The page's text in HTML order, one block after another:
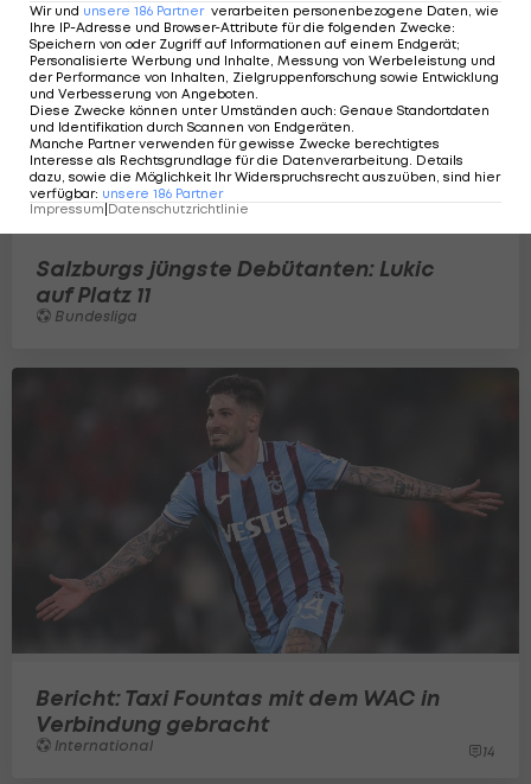
Salzburgs jüngste Debütanten: Lukic
auf Platz 11
Bundesliga
Bericht: Taxi Fountas mit dem WAC in
Verbindung gebracht
International 14
Wir und unsere 186 Partner verarbeiten personenbezogene Daten, wie
Ihre IP-Adresse und Browser-Attribute für die folgenden Zwecke:
Speichern von oder Zugriff auf Informationen auf einem Endgerät;
Personalisierte Werbung und Inhalte, Messung von Werbeleistung und
der Performance von Inhalten, Zielgruppenforschung sowie Entwicklung
und Verbesserung von Angeboten
Diese Zwecke können unter Umständen auch: Genaue Standortdaten
und Identifikation durch Scannen von Endgeräten
Manche Partner verwenden für gewisse Zwecke berechtigtes
Interesse als Rechtsgrundlage für die Datenverarbeitung. Details
dazu, sowie die Möglichkeit Ihr Widerspruchsrecht auszuüben, sind hier
verfügbar: unsere 186 Partner
Impressum|Datenschutzrichtlinie